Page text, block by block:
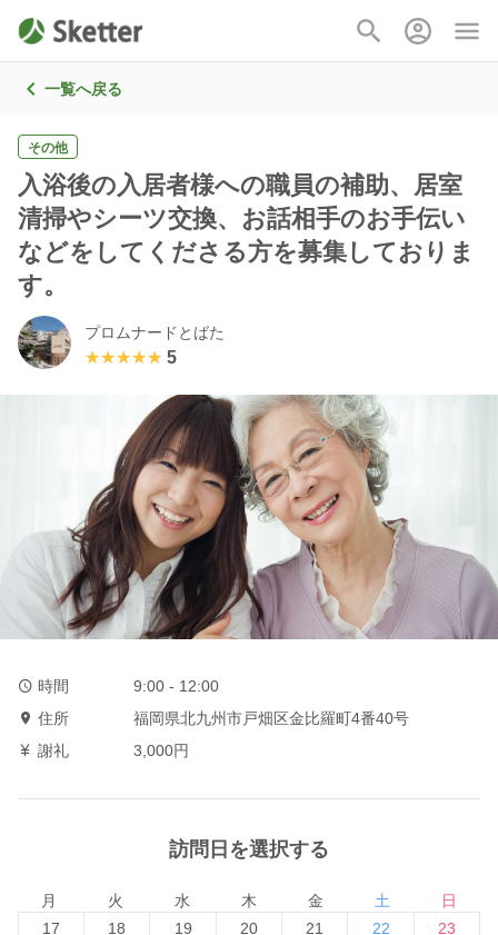
一覧へ戻る
その他
入浴後の入居者様への職員の補助、居室
清掃やシーツ交換、お話相手のお手伝い
などをしてくださる方を募集しておりま
す。
プロムナードとばた
★★★★★
★★★★★ 5
時間
9:00 - 12:00
住所
福岡県北九州市戸畑区金比羅町4番40号
謝礼
3,000円
訪問日を選択する
月 火 水 木 金 土
日
17
18
19
20
21
22
23